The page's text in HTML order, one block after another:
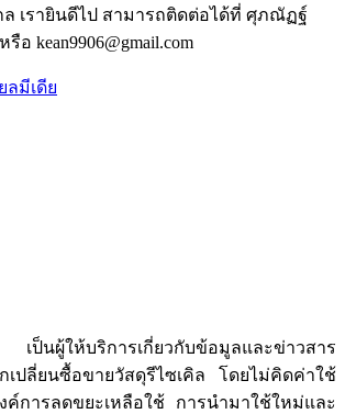
เรายินดีไป สามารถติดต่อได้ที่ ศุภณัฏฐ์
รือ kean9906@gmail.com
ลมีเดีย
เป็นผู้ให้บริการเกี่ยวกับข้อมูลและข่าวสาร
เปลี่ยนซื้อขายวัสดุรีไซเคิล โดยไม่คิดค่าใช้
ค์การลดขยะเหลือใช้ การนำมาใช้ใหม่และ